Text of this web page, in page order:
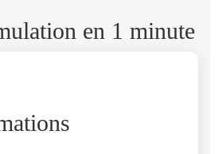
en 1 minute